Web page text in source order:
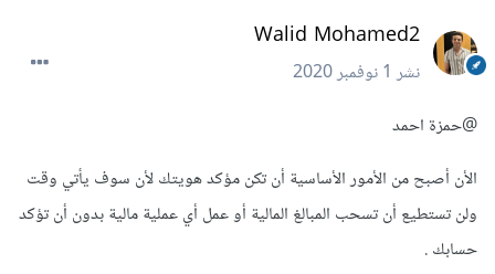
Walid Mohamed2
نشر1 نوفمبر 2020
@حمزة احمد
الأن أصبح من الأمور الأساسية أن تكن مؤكد هويتك لأن سوف يأتي وقت
ولن تستطيع أن تسحب المبالغ المالية أو عمل أي عملية مالية بدون أن تؤكد
حسابك .